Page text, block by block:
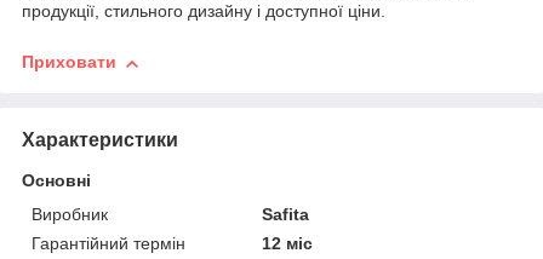
продукції, стильного дизайну і доступної ціни.
Приховати
Характеристики
Основні
Виробник
Safita
Гарантійний термін
12 міс